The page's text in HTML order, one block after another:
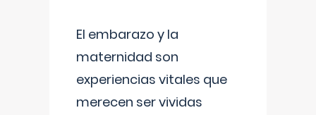
El embarazo y la
maternidad son
experiencias vitales que
merecen ser vividas